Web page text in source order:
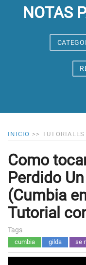
NOTAS
INICIO >>
Como
Perdido
(Cumbia
Tutorial
Tags
cumbia gilda se